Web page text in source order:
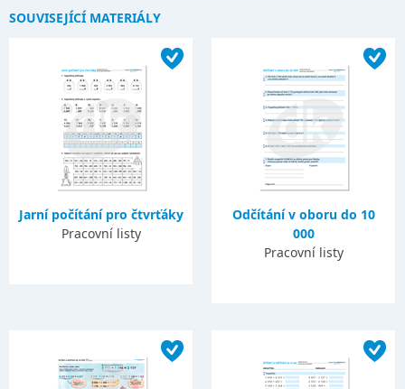
SOUVISEJÍCÍ MATERIÁLY
Jarní počítání pro čtvrťáky
Pracovní listy
Odčítání v oboru do 10
000
Pracovní listy